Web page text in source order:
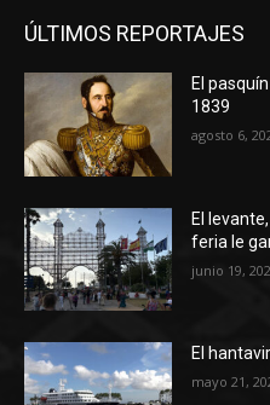
ÚLTIMOS REPORTAJES
El
1839
agosto 6,
El
feria le
junio 19,
El
mayo 21,